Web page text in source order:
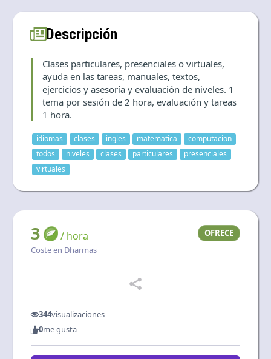
Language and currency
Descripción
Clases particulares, presenciales o virtuales,
ayuda en las tareas, manuales, textos,
ejercicios y asesoría y evaluación de niveles. 1
tema por sesión de 2 hora, evaluación y tareas
1 hora.
idiomas clases ingles matematica
computacion
todos
niveles clases particulares
presenciales
virtuales
3 / hora
Coste en Dharmas
OFRECE
344visualizaciones
0me gusta